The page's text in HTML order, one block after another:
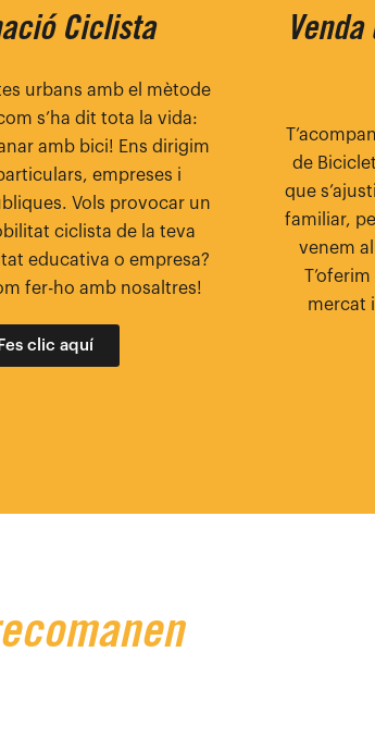
Ciclista
urbans amb el mètode
s’ha dit tota la vida:
amb bici! Ens dirigim
empreses i
Vols provocar un
ciclista de la teva
educativa o empresa?
fer-ho amb nosaltres!
Fes clic aquí
de
que
familiar,
venem
mercat